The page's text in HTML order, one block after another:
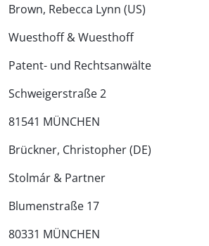
Brown, Rebecca Lynn (US)
Wuesthoff & Wuesthoff
Patent- und Rechtsanwälte
Schweigerstraße 2
81541 MÜNCHEN
Brückner, Christopher (DE)
Stolmár & Partner
Blumenstraße 17
80331 MÜNCHEN